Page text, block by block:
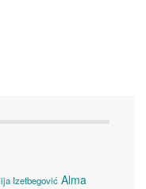
Izetbegović Alma